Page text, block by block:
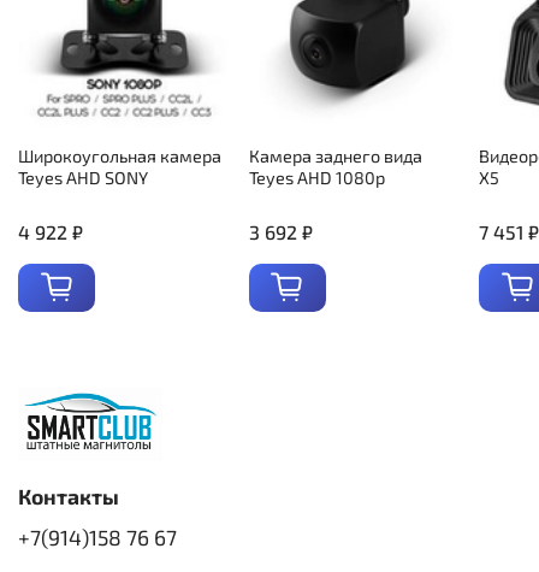
Широкоугольная камера
Teyes AHD SONY
4 922 ₽
Камера заднего вида
Teyes AHD 1080p
3 692 ₽
X5
7 451 ₽
Контакты
+7(914)158 76 67